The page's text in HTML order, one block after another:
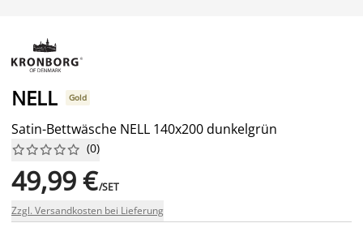
NELL Gold
Satin-Bettwäsche NELL 140x200 dunkelgrün





 (0)
49,99 €/SET
Zzgl. Versandkosten bei Lieferung